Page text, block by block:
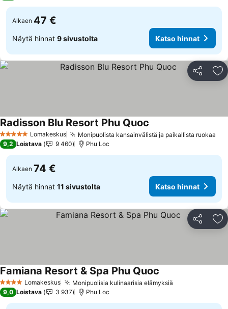
Alkaen 47 €
Näytä hinnat 9 sivustolta Katso hinnat
Jaa
5 TähtiluokitusLomakeskus Monipuolista kansainvälistä ja paikallista ruokaa
Radisson Blu Resort Phu Quoc
9,2 Loistava 9 460 Phu Loc
Alkaen 74 €
Näytä hinnat 11 sivustolta Katso hinnat
Jaa
4 TähtiluokitusLomakeskus Monipuolisia kulinaarisia elämyksiä
Famiana Resort & Spa Phu Quoc
9,0 Loistava 3 937 Phu Loc